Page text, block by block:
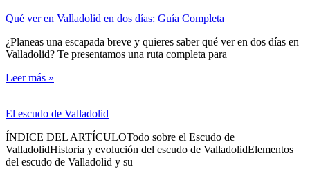
Qué ver en Valladolid en dos días: Guía Completa
¿Planeas una escapada breve y quieres saber qué ver en dos días en
Valladolid? Te presentamos una ruta completa para
Leer más »
El escudo de Valladolid
ÍNDICE DEL ARTÍCULOTodo sobre el Escudo de
ValladolidHistoria y evolución del escudo de ValladolidElementos
del escudo de Valladolid y su